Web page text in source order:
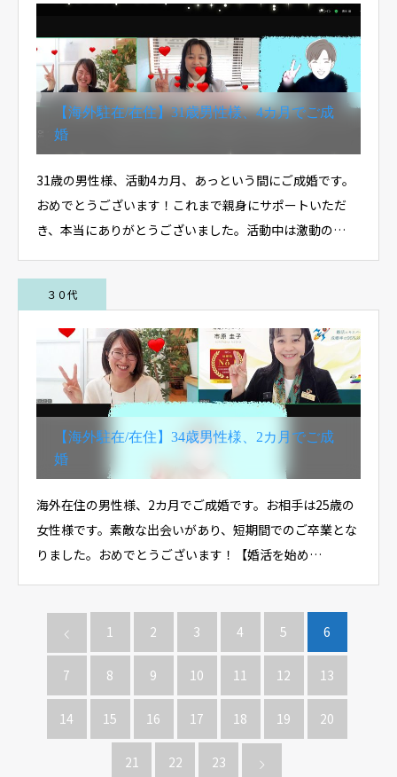
【海外駐在/在住】31歳男性様、4カ月でご成
婚
31歳の男性様、活動4カ月、あっという間にご成婚です。
おめでとうございます！これまで親身にサポートいただ
き、本当にありがとうございました。活動中は激動の…
３０代
【海外駐在/在住】34歳男性様、2カ月でご成
婚
海外在住の男性様、2カ月でご成婚です。お相手は25歳の
女性様です。素敵な出会いがあり、短期間でのご卒業とな
りました。おめでとうございます！【婚活を始め…
1 2 3 4 5 6
7 8 9 10 11 12 13
14 15 16 17 18 19 20
21 22 23